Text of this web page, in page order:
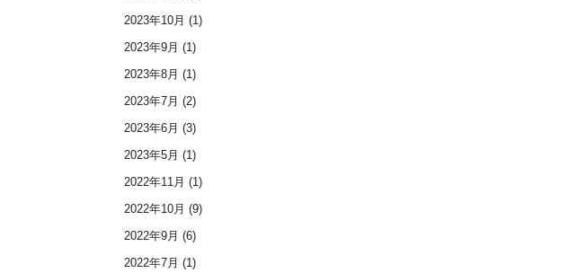
2023年10月 (1)
2023年9月 (1)
2023年8月 (1)
2023年7月 (2)
2023年6月 (3)
2023年5月 (1)
2022年11月 (1)
2022年10月 (9)
2022年9月 (6)
2022年7月 (1)